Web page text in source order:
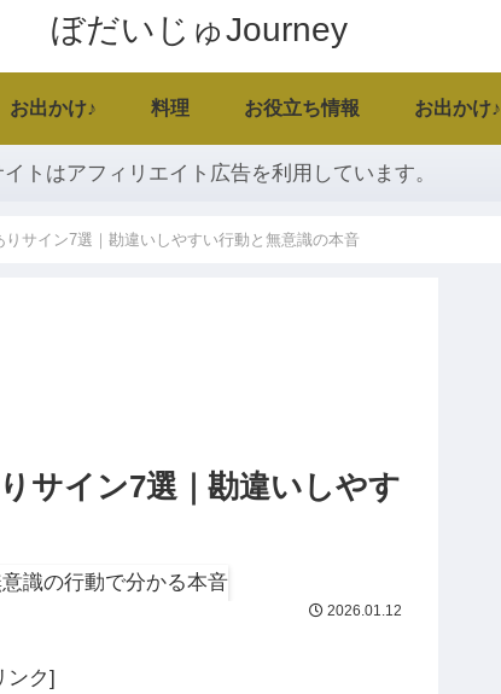
ぼだいじゅJourney
お出かけ♪ 料理 お役立ち情報 お出かけ♪
イトはアフィリエイト広告を利用しています。
サイン7選｜勘違いしやすい行動と無意識の本音
サイン7選｜勘違いしやす
2026.01.12
ンク]